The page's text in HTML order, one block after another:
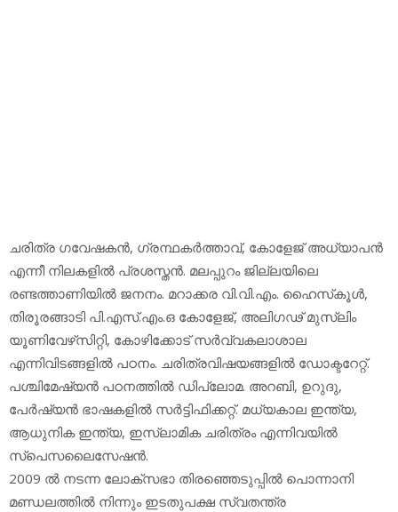
ചരിത്ര ഗവേഷകന്‍, ഗ്രന്ഥകര്‍ത്താവ്, കോളേജ് അധ്യാപന്‍
എന്നീ നിലകളില്‍ പ്രശസ്തന്‍. മലപ്പുറം ജില്ലയിലെ
രണ്ടത്താണിയില്‍ ജനനം. മറാക്കര വി.വി.എം. ഹൈസ്‌കൂള്‍,
തിരൂരങ്ങാടി പി.എസ്.എം.ഒ കോളേജ്, അലിഗഢ് മുസ്‌ലിം
യൂണിവേഴ്‌സിറ്റി, കോഴിക്കോട് സര്‍വ്വകലാശാല
എന്നിവിടങ്ങളില്‍ പഠനം. ചരിത്രവിഷയങ്ങളില്‍ ഡോക്ടറേറ്റ്.
പശ്ചിമേഷ്യന്‍ പഠനത്തില്‍ ഡിപ്ലോമ. അറബി, ഉറുദു,
പേര്‍ഷ്യന്‍ ഭാഷകളില്‍ സര്‍ട്ടിഫിക്കറ്റ്. മധ്യകാല ഇന്ത്യ,
ആധുനിക ഇന്ത്യ, ഇസ്‌ലാമിക ചരിത്രം എന്നിവയില്‍
സ്‌പെസലൈസേഷന്‍.
2009 ല്‍ നടന്ന ലോക്‌സഭാ തിരഞ്ഞെടുപ്പില്‍ പൊന്നാനി
മണ്ഡലത്തില്‍ നിന്നും ഇടതുപക്ഷ സ്വതന്ത്ര